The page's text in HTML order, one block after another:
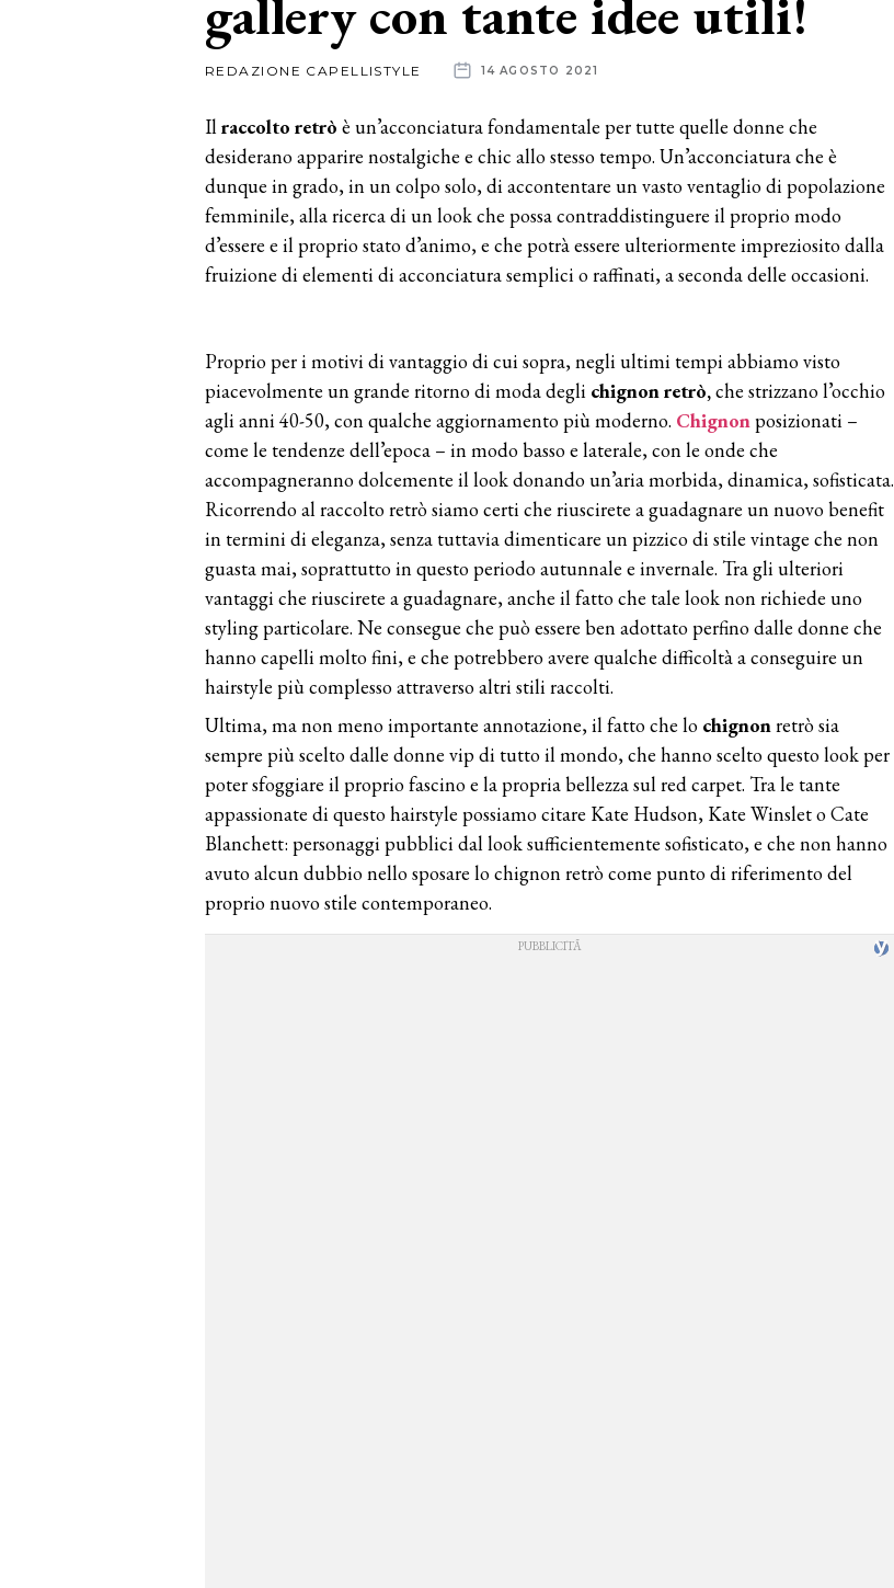
gallery con tante idee utili!
REDAZIONE CAPELLISTYLE 14 AGOSTO 2021
Il raccolto retrò è un’acconciatura fondamentale per tutte quelle donne che
desiderano apparire nostalgiche e chic allo stesso tempo. Un’acconciatura che è
dunque in grado, in un colpo solo, di accontentare un vasto ventaglio di popolazione
femminile, alla ricerca di un look che possa contraddistinguere il proprio modo
d’essere e il proprio stato d’animo, e che potrà essere ulteriormente impreziosito dalla
fruizione di elementi di acconciatura semplici o raffinati, a seconda delle occasioni.
Proprio per i motivi di vantaggio di cui sopra, negli ultimi tempi abbiamo visto
piacevolmente un grande ritorno di moda degli chignon retrò,che strizzano l’occhio
agli anni 40-50, con qualche aggiornamento più moderno. Chignon posizionati –
come le tendenze dell’epoca – in modo basso e laterale, con le onde che
accompagneranno dolcemente il look donando un’aria morbida, dinamica, sofisticata.
Ricorrendo al raccolto retrò siamo certi che riuscirete a guadagnare un nuovo benefit
in termini di eleganza, senza tuttavia dimenticare un pizzico di stile vintage che non
guasta mai, soprattutto in questo periodo autunnale e invernale. Tra gli ulteriori
vantaggi che riuscirete a guadagnare, anche il fatto che tale look non richiede uno
styling particolare. Ne consegue che può essere ben adottato perfino dalle donne che
hanno capelli molto fini, e che potrebbero avere qualche difficoltà a conseguire un
hairstyle più complesso attraverso altri stili raccolti.
Ultima, ma non meno importante annotazione, il fatto che lo chignon retrò sia
sempre più scelto dalle donne vip di tutto il mondo, che hanno scelto questo look per
poter sfoggiare il proprio fascino e la propria bellezza sul red carpet. Tra le tante
appassionate di questo hairstyle possiamo citare Kate Hudson, Kate Winslet o Cate
Blanchett: personaggi pubblici dal look sufficientemente sofisticato, e che non hanno
avuto alcun dubbio nello sposare lo chignon retrò come punto di riferimento del
proprio nuovo stile contemporaneo.